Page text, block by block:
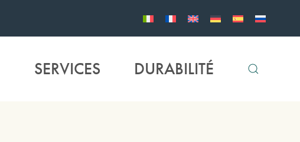
SERVICES DURABILITÉ